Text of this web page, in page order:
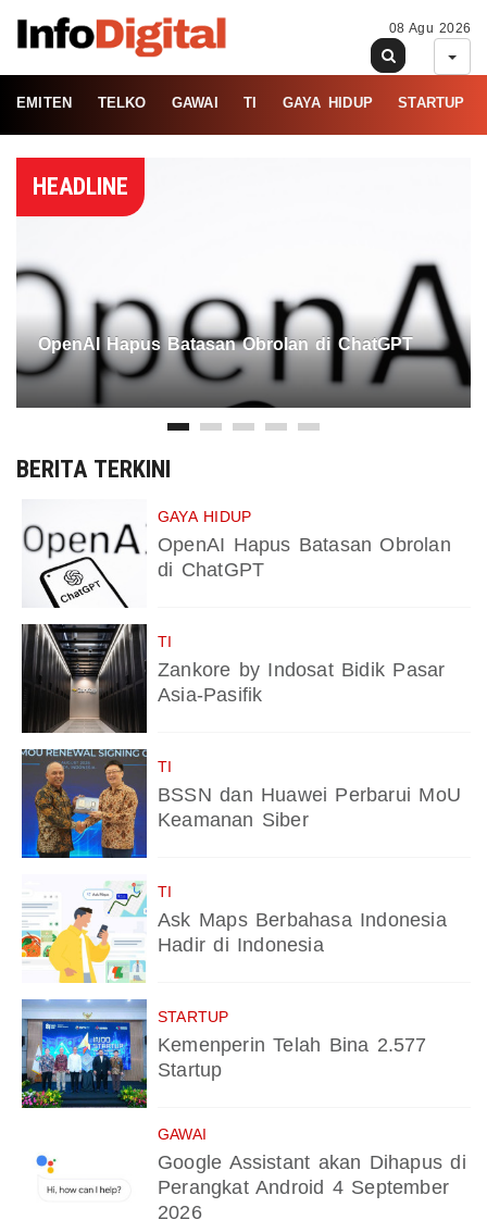
08 Agu 2026
EMITEN TELKO GAWAI TI GAYA HIDUP STARTUP
HEADLINE
OpenAI Hapus Batasan Obrolan di ChatGPT
BERITA TERKINI
GAYA HIDUP
OpenAI Hapus Batasan Obrolan
di ChatGPT
TI
Zankore by Indosat Bidik Pasar
Asia-Pasifik
TI
BSSN dan Huawei Perbarui MoU
Keamanan Siber
TI
Ask Maps Berbahasa Indonesia
Hadir di Indonesia
STARTUP
Kemenperin Telah Bina 2.577
Startup
GAWAI
Google Assistant akan Dihapus di
Perangkat Android 4 September
2026